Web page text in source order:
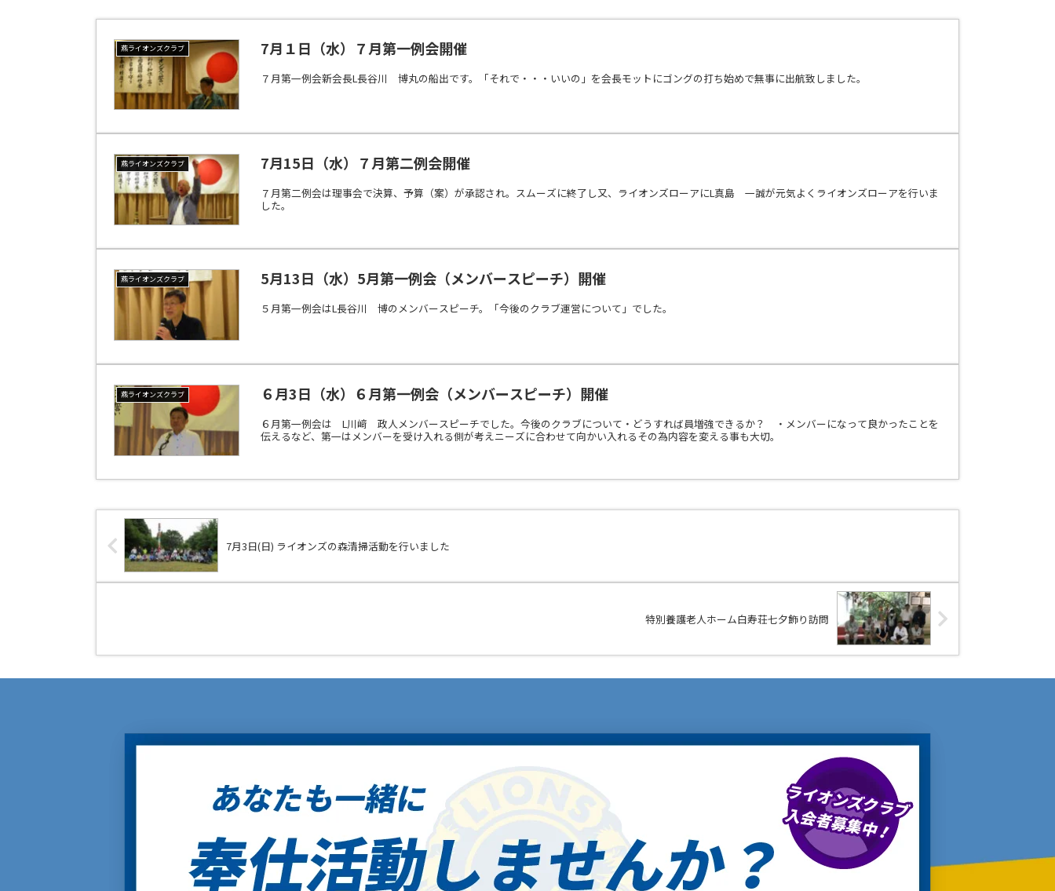
燕ライオンズクラブ 7月１日（水）７月第一例会開催
７月第一例会新会長L長谷川 博丸の船出です。「それで・・・いいの」を会長モットにゴングの打ち始めで無事に出航致しました。
燕ライオンズクラブ 7月15日（水）７月第二例会開催
７月第二例会は理事会で決算、予算（案）が承認され。スムーズに終了し又、ライオンズローアにL真島 一誠が元気よくライオンズローアを行いま
した。
燕ライオンズクラブ 5月13日（水）5月第一例会（メンバースピーチ）開催
５月第一例会はL長谷川 博のメンバースピーチ。「今後のクラブ運営について」でした。
燕ライオンズクラブ ６月3日（水）６月第一例会（メンバースピーチ）開催
６月第一例会は L川﨑 政人メンバースピーチでした。今後のクラブについて・どうすれば員増強できるか？ ・メンバーになって良かったことを
伝えるなど、第一はメンバーを受け入れる側が考えニーズに合わせて向かい入れるその為内容を変える事も大切。
7月3日(日) ライオンズの森清掃活動を行いました
特別養護老人ホーム白寿荘七夕飾り訪問